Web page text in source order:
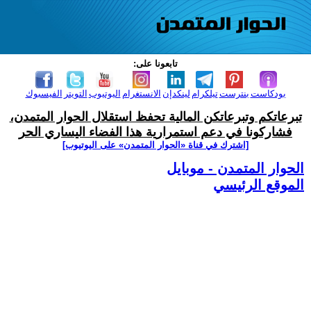
تابعونا على:
الفيسبوك التويتر اليوتيوب الانستغرام لينكدإن تيلكرامبنترست بودكاست
تبرعاتكم وتبرعاتكن المالية تحفظ استقلال الحوار المتمدن،
فشاركونا في دعم استمرارية هذا الفضاء اليساري الحر
[اشترك في قناة ‫«الحوار المتمدن» على اليوتيوب]
الحوار المتمدن - موبايل
الموقع الرئيسي